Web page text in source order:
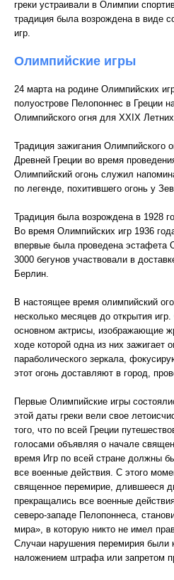
греки устраивали в Олимпии
традиция была возрождена в виде
игр.
Олимпийские игры
24 марта на родине Олимпийских
полуострове Пелопоннес в Греции
Олимпийского огня для XXIX
Традиция зажигания Олимпийского
Древней Греции во время
Олимпийский огонь служил
по легенде, похитившего огонь у
Традиция была возрождена в 1928
Во время Олимпийских игр 1936
впервые была проведена эстафета
3000 бегунов участвовали в
Берлин.
В настоящее время олимпийский
несколько месяцев до открытия
основном актрисы, изображающие
ходе которой одна из них зажигает
параболического зеркала,
этот огонь доставляют в город,
Первые Олимпийские игры
этой даты греки вели свое
того, что по всей Греции
голосами объявляя о начале
время Игр по всей стране должны
все военные действия. С этого
священное перемирие, длившееся
прекращались все военные
северо-западе Пелопоннеса,
мира», в которую никто не имел
Случаи нарушения перемирия были
наложением штрафа или запретом